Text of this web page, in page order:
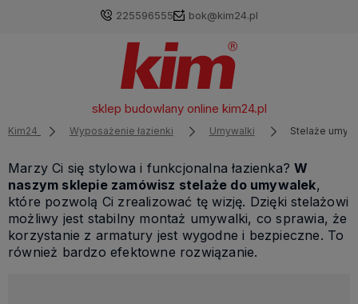
225596555 bok@kim24.pl
sklep budowlany online kim24.pl
Kim24 Wyposażenie łazienki Umywalki Stelaże
Marzy Ci się stylowa i funkcjonalna łazienka?W
naszym sklepie zamówisz stelaże do umywalek,
które pozwolą Ci zrealizować tę wizję. Dzięki stelażowi
możliwy jest stabilny montaż umywalki, co sprawia, że
korzystanie z armatury jest wygodne i bezpieczne. To
również bardzo efektowne rozwiązanie.